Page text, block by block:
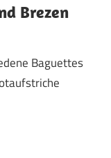
Brezen
Baguettes